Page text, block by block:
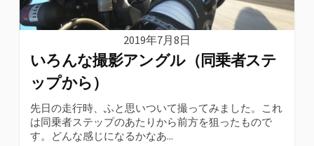
2019年7月8日
いろんな撮影アングル（同乗者ステ
ップから）
先日の走行時、ふと思いついて撮ってみました。これ
は同乗者ステップのあたりから前方を狙ったもので
す。どんな感じになるかなあ...